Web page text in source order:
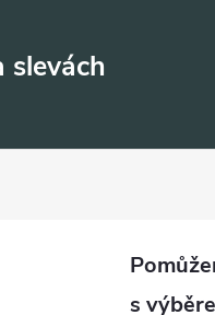
slevách